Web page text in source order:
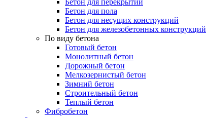
Бетон для перекрытий
Бетон для пола
Бетон для несущих конструкций
Бетон для железобетонных конструкций
По виду бетона
Готовый бетон
Монолитный бетон
Дорожный бетон
Мелкозернистый бетон
Зимний бетон
Строительный бетон
Теплый бетон
Фибробетон